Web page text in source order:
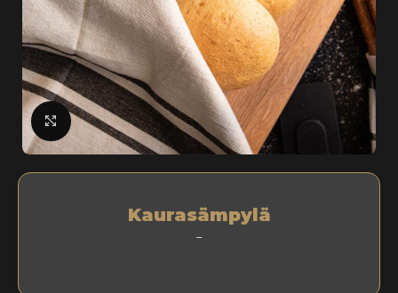
klikkaa suuremmaksi
Kaurasämpylä
–